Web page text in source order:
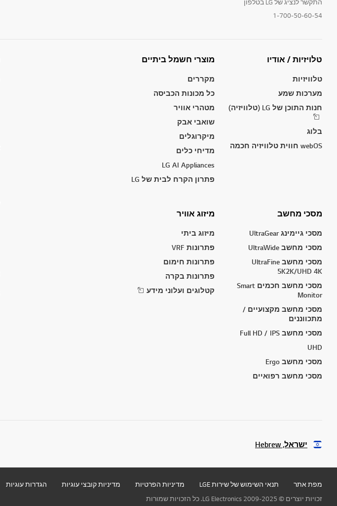
התקשר לנציג של LG בטלפון
1-700-50-60-54
טלויזיות / אודיו
טלוויזיות
מערכות שמע
חנות התוכן של LG (טלוויזיה)
בלוג
webOS חווית טלוויזיה חכמה
מוצרי חשמל ביתיים
מקררים
כל מכונות הכביסה
מטהרי אוויר
שואבי אבק
מיקרוגלים
מדיחי כלים
LG AI Appliances
פתרון הקרח לבית של LG
מסכי מחשב
מסכי גיימינג UltraGear
מסכי מחשב UltraWide
מסכי מחשב UltraFine
5K2K/UHD 4K
מסכי מחשב חכמים Smart
Monitor
מסכי מחשב מקצועיים /
מתכווננים
מסכי מחשב Full HD / IPS
UHD
מסכי מחשב Ergo
מסכי מחשב רפואיים
מיזוג אוויר
מיזוג ביתי
פתרונות VRF
פתרונות חימום
פתרונות בקרה
קטלוגים ועלוני מידע
ישראל, Hebrew
מפת אתר תנאי השימוש של שירות LGE מדיניות הפרטיות מדיניות קובצי עוגיות הגדרות עוגיות
זכויות יוצרים © 2009-2025 LG Electronics. כל הזכויות שמורות